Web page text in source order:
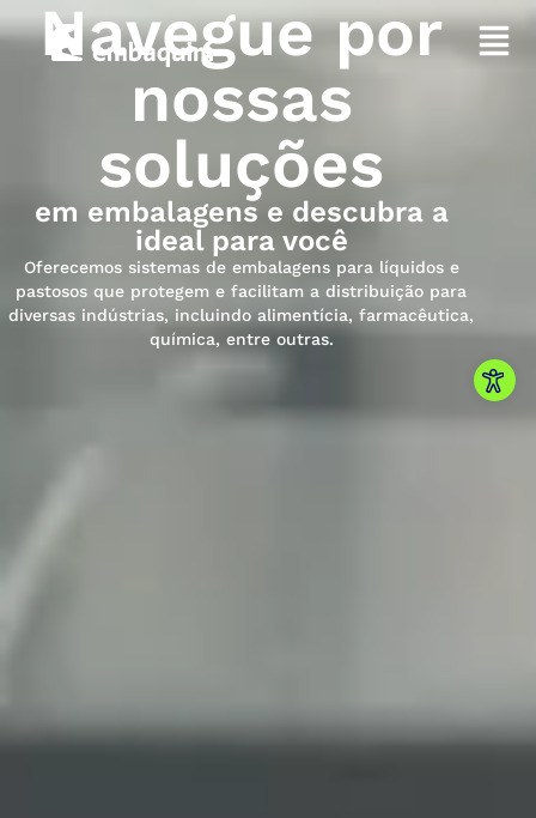
Navegue por
nossas
soluções
em embalagens e descubra a
ideal para você
Oferecemos sistemas de embalagens para líquidos e
pastosos que protegem e facilitam a distribuição para
diversas indústrias, incluindo alimentícia, farmacêutica,
química, entre outras.
Abrir